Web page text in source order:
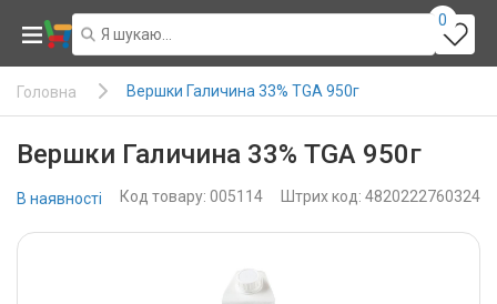
0
Головна Вершки Галичина 33% TGA 950г
Вершки Галичина 33% TGA 950г
В наявності Код товару: 005114 Штрих код: 4820222760324